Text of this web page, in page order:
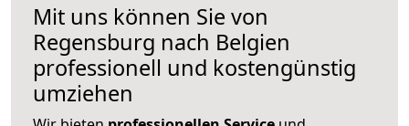
Mit uns können Sie von
Regensburg nach Belgien
professionell und kostengünstig
umziehen